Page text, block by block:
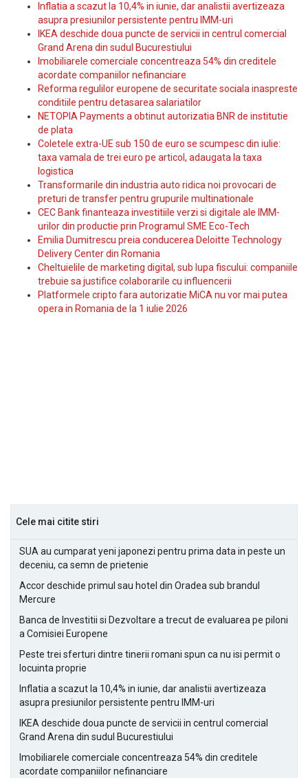
Inflatia a scazut la 10,4% in iunie, dar analistii avertizeaza
asupra presiunilor persistente pentru IMM-uri
IKEA deschide doua puncte de servicii in centrul comercial
Grand Arena din sudul Bucurestiului
Imobiliarele comerciale concentreaza 54% din creditele
acordate companiilor nefinanciare
Reforma regulilor europene de securitate sociala inaspreste
conditiile pentru detasarea salariatilor
NETOPIA Payments a obtinut autorizatia BNR de institutie
de plata
Coletele extra-UE sub 150 de euro se scumpesc din iulie:
taxa vamala de trei euro pe articol, adaugata la taxa
logistica
Transformarile din industria auto ridica noi provocari de
preturi de transfer pentru grupurile multinationale
CEC Bank finanteaza investitiile verzi si digitale ale IMM-
urilor din productie prin Programul SME Eco-Tech
Emilia Dumitrescu preia conducerea Deloitte Technology
Delivery Center din Romania
Cheltuielile de marketing digital, sub lupa fiscului: companiile
trebuie sa justifice colaborarile cu influencerii
Platformele cripto fara autorizatie MiCA nu vor mai putea
opera in Romania de la 1 iulie 2026
Cele mai citite stiri
SUA au cumparat yeni japonezi pentru prima data in peste un
deceniu, ca semn de prietenie
Accor deschide primul sau hotel din Oradea sub brandul
Mercure
Banca de Investitii si Dezvoltare a trecut de evaluarea pe piloni
a Comisiei Europene
Peste trei sferturi dintre tinerii romani spun ca nu isi permit o
locuinta proprie
Inflatia a scazut la 10,4% in iunie, dar analistii avertizeaza
asupra presiunilor persistente pentru IMM-uri
IKEA deschide doua puncte de servicii in centrul comercial
Grand Arena din sudul Bucurestiului
Imobiliarele comerciale concentreaza 54% din creditele
acordate companiilor nefinanciare